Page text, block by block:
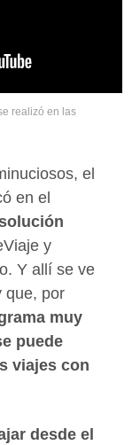
realizó en las
el
en el
y
Y allí se ve
que, por
muy
puede
viajes con
desde el